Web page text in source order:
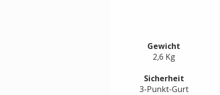
Gewicht
2,6 Kg
Sicherheit
3-Punkt-Gurt